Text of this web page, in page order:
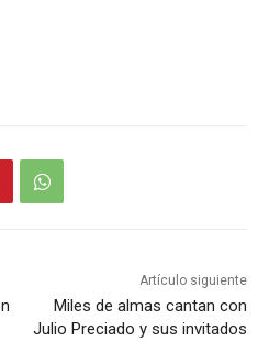
Artículo siguiente
Miles de almas cantan con
Julio Preciado y sus invitados